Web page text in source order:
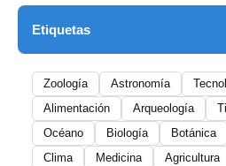
Etiquetas
Zoología Astronomía
Alimentación
Arqueología
Océano
Biología Botánica
Clima
Medicina Agricultura